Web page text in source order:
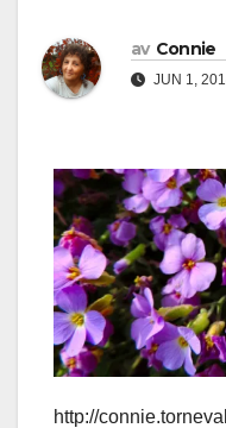
av Connie
JUN 1,
http://